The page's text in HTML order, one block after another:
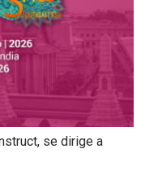
se dirige a